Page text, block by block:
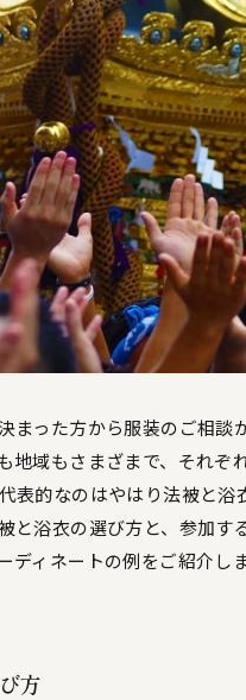
まった方から服装のご相談
地域もさまざまで、それぞ
表的なのはやはり法被と浴
と浴衣の選び方と、参加す
ディネートの例をご紹介し
方